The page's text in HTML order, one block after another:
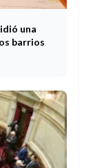
una
barrios